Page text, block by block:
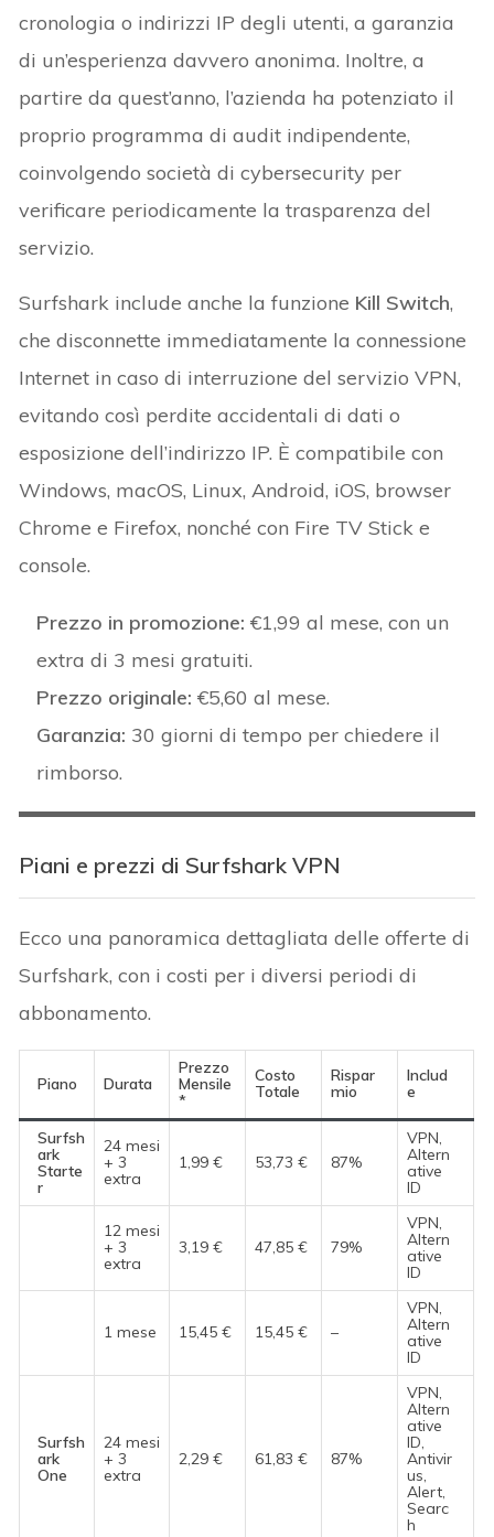
cronologia o indirizzi IP degli utenti, a garanzia
di un’esperienza davvero anonima. Inoltre, a
partire da quest’anno, l’azienda ha potenziato il
proprio programma di audit indipendente,
coinvolgendo società di cybersecurity per
verificare periodicamente la trasparenza del
servizio.
Surfshark include anche la funzione Kill Switch,
che disconnette immediatamente la connessione
Internet in caso di interruzione del servizio VPN,
evitando così perdite accidentali di dati o
esposizione dell’indirizzo IP. È compatibile con
Windows, macOS, Linux, Android, iOS, browser
Chrome e Firefox, nonché con Fire TV Stick e
console.
Prezzo in promozione: €1,99 al mese, con un
extra di 3 mesi gratuiti.
Prezzo originale: €5,60 al mese.
Garanzia: 30 giorni di tempo per chiedere il
rimborso.
Piani e prezzi di Surfshark VPN
Ecco una panoramica dettagliata delle offerte di
Surfshark, con i costi per i diversi periodi di
abbonamento.
Piano Durata
Prezzo
Mensile
*
Costo
Totale
Rispar
mio
Includ
e
Surfsh
ark
Starte
r
24 mesi
+ 3
extra
1,99 € 53,73 € 87%
VPN,
Altern
ative
ID
12 mesi
+ 3
extra
3,19 € 47,85 € 79%
VPN,
Altern
ative
ID
1 mese 15,45 € 15,45 € –
VPN,
Altern
ative
ID
Surfsh
ark
One
24 mesi
+ 3
extra
2,29 € 61,83 € 87%
VPN,
Altern
ative
ID,
Antivir
us,
Alert,
Searc
h